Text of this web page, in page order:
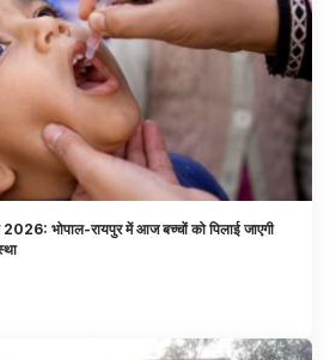
2026: भोपाल-रायपुर में आज बच्चों को पिलाई जाएगी